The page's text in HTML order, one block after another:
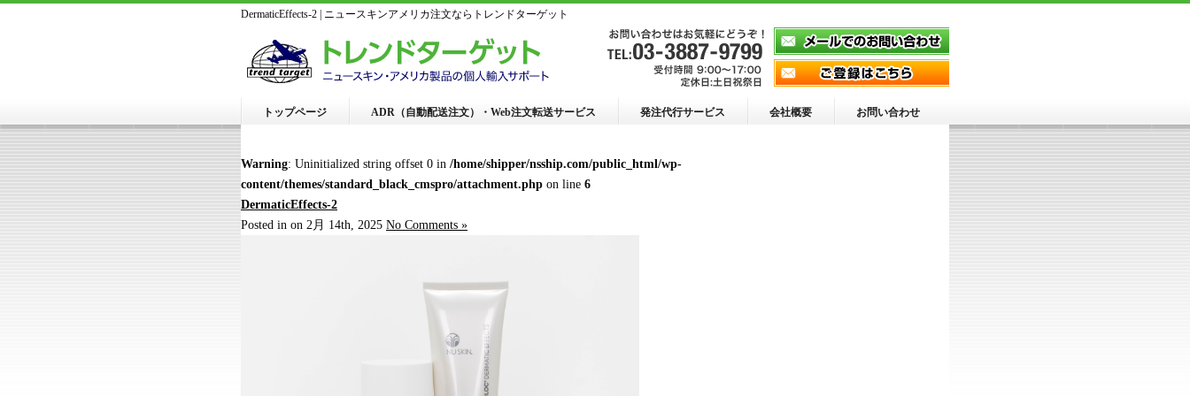
DermaticEffects-2 | ニュースキンアメリカ注文ならトレンドターゲット
トップページ ADR（自動配送注文）・Web注文転送サービス 発注代行サービス 会社概要 お問い合わせ
Warning: Uninitialized string offset 0 in /home/shipper/nsship.com/public_html/wp-
content/themes/standard_black_cmspro/attachment.php on line 6
DermaticEffects-2
Posted in on 2月 14th, 2025 No Comments »